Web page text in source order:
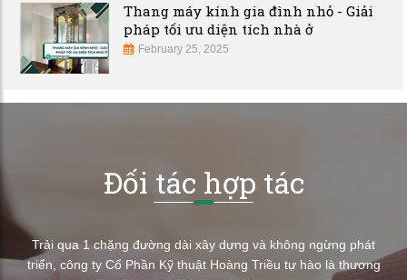
Thang máy kính gia đình nhỏ - Giải
pháp tối ưu diện tích nhà ở
February 25, 2025
Đối tác hợp tác
Trải qua 1 chặng đường dài xây dựng và không ngừng phát
triển, công ty Cổ Phần Kỹ thuật Hoàng Triều tự hào là thương